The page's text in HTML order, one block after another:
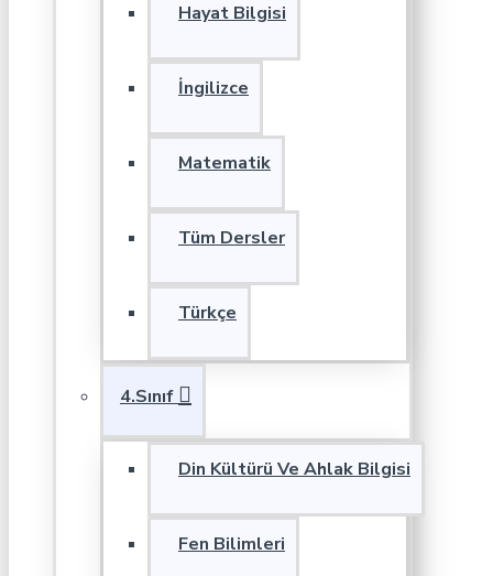
Hayat Bilgisi
İngilizce
Matematik
Tüm Dersler
Türkçe
4.Sınıf
Din Kültürü Ve Ahlak Bilgisi
Fen Bilimleri